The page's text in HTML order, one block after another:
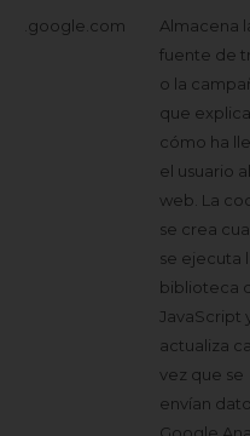
.google.com
Almacena
fuente de
o la
que explica
cómo ha
el usuario
web. La
se crea
se ejecuta
biblioteca
JavaScript
actualiza
vez que se
envían